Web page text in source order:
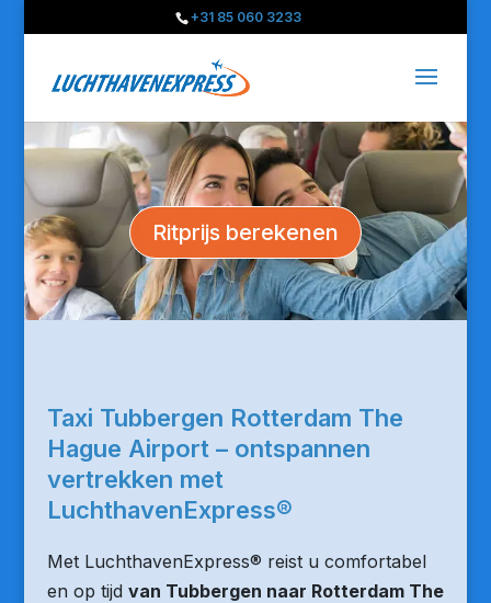
+31 85 060 3233
Ritprijs berekenen
Taxi Tubbergen Rotterdam The
Hague Airport – ontspannen
vertrekken met
LuchthavenExpress®
Met LuchthavenExpress® reist u comfortabel
en op tijd van Tubbergen naar Rotterdam The